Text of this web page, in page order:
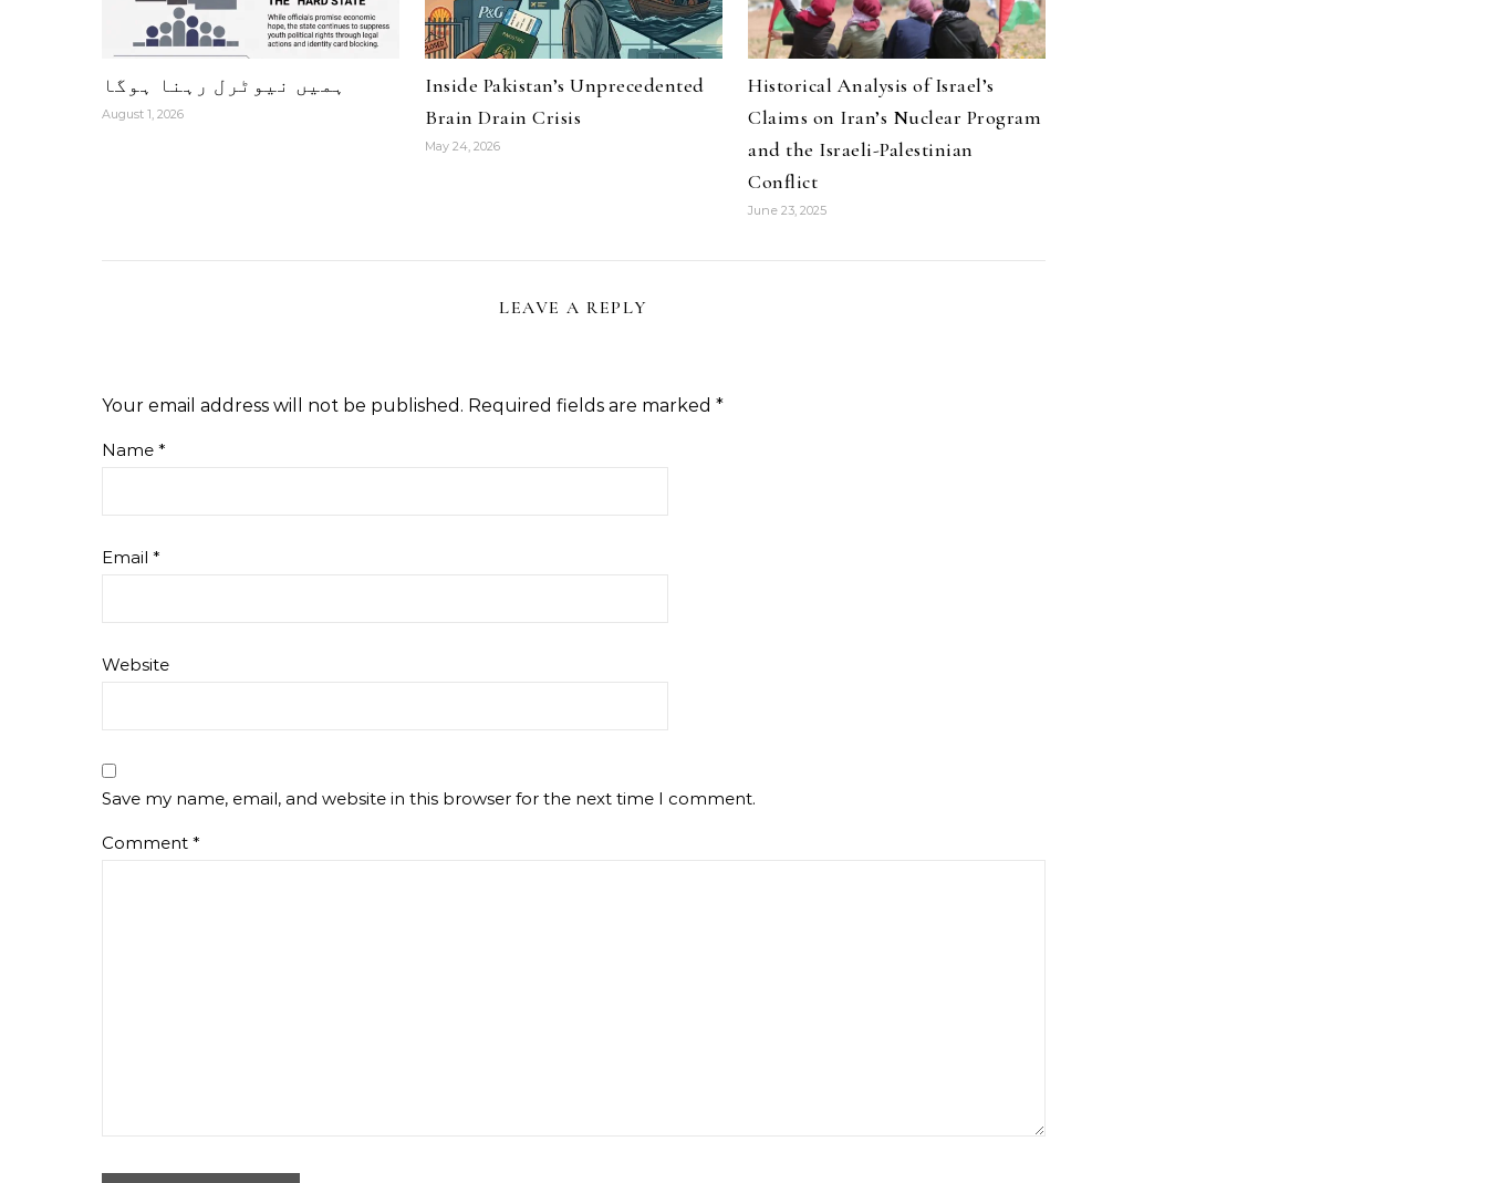
ہمیں نیوٹرل رہنا ہوگا
August 1, 2026
Inside Pakistan’s Unprecedented
Brain Drain Crisis
May 24, 2026
Historical Analysis of Israel’s
Claims on Iran’s Nuclear Program
and the Israeli-Palestinian
Conflict
June 23, 2025
LEAVE A REPLY
Your email address will not be published. Required fields are marked *
Name *
Email *
Website
Save my name, email, and website in this browser for the next time I comment.
Comment *